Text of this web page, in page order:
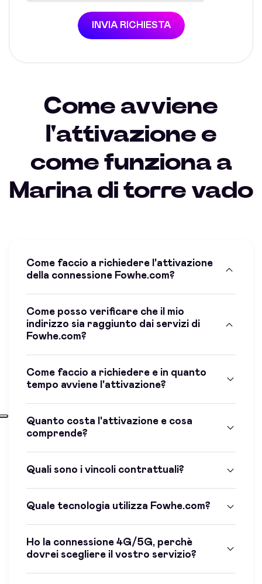
INVIA RICHIESTA
Come avviene
l'attivazione e
come funziona a
Marina di torre vado
Come faccio a richiedere l'attivazione
della connessione Fowhe.com?
Come posso verificare che il mio
indirizzo sia raggiunto dai servizi di
Fowhe.com?
Come faccio a richiedere e in quanto
tempo avviene l'attivazione?
Quanto costa l'attivazione e cosa
comprende?
Quali sono i vincoli contrattuali?
Quale tecnologia utilizza Fowhe.com?
Ho la connessione 4G/5G, perchè
dovrei scegliere il vostro servizio?